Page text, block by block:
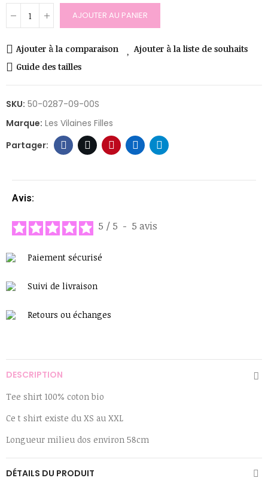
AJOUTER AU PANIER
Ajouter à la comparaison
Ajouter à la liste de souhaits
Guide des tailles
SKU: 50-0287-09-00S
Marque: Les Vilaines Filles
Avis:
5 / 5 - 5 avis
Paiement sécurisé
Suivi de livraison
Retours ou échanges
DESCRIPTION
Tee shirt 100% coton bio
Ce t shirt existe du XS au XXL
Longueur milieu dos environ 58cm
DÉTAILS DU PRODUIT